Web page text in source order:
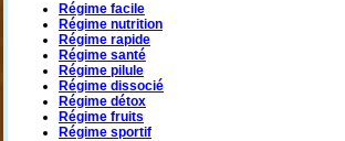
Régime facile
Régime nutrition
Régime rapide
Régime santé
Régime pilule
Régime dissocié
Régime détox
Régime fruits
Régime sportif